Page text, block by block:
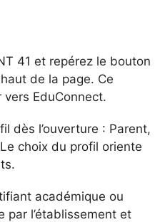
41 et repérez le bouton
de la page. Ce
EduConnect.
dès l’ouverture : Parent,
choix du profil oriente
académique ou
par l’établissement et